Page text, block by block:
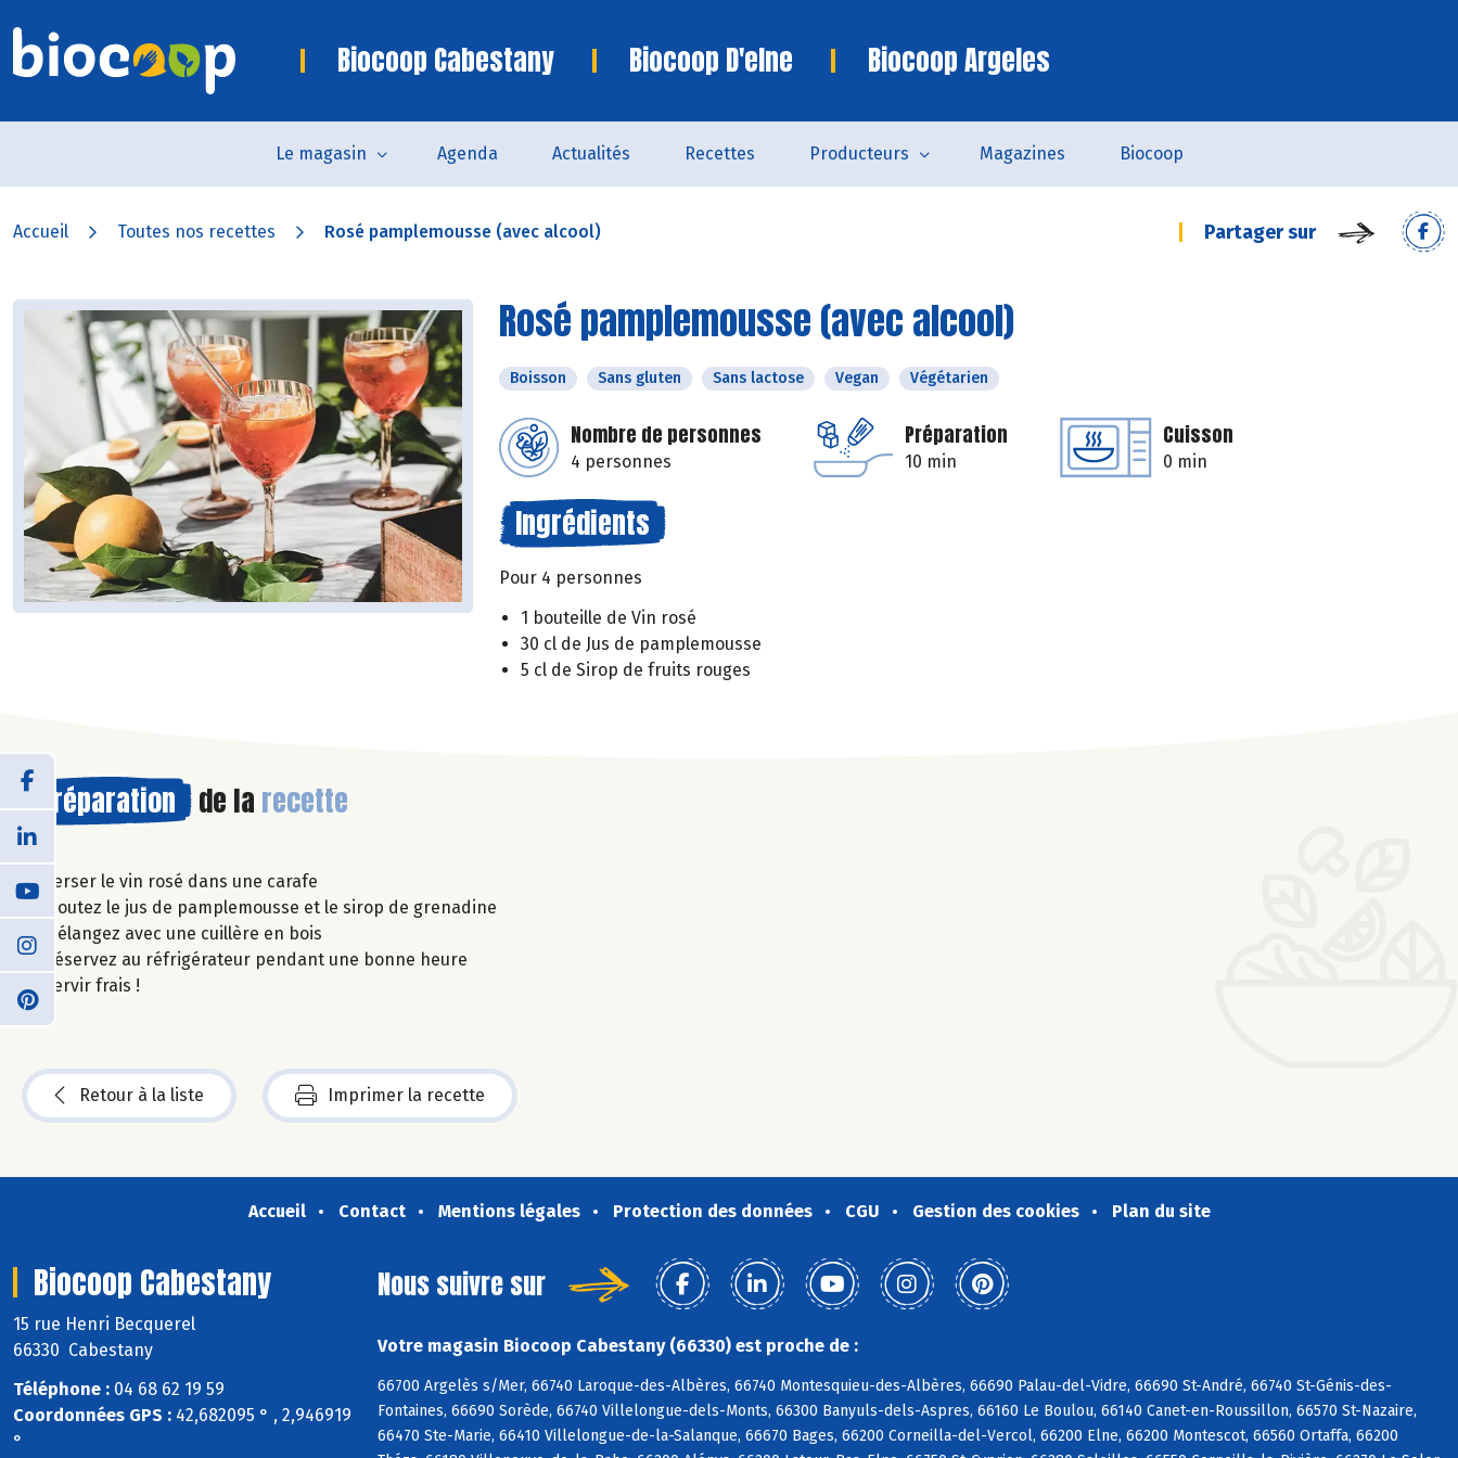
Biocoop Cabestany Biocoop D'elne Biocoop Argeles
Le magasin Agenda Actualités Recettes Producteurs Magazines Biocoop
Accueil Toutes nos recettes Rosé pamplemousse (avec alcool) Partager sur
Rosé pamplemousse (avec alcool)
Boisson Sans gluten Sans lactose Vegan Végétarien
Nombre de personnes
4 personnes
Préparation
10 min
Cuisson
0 min
Ingrédients
Pour 4 personnes
1 bouteille de Vin rosé
30 cl de Jus de pamplemousse
5 cl de Sirop de fruits rouges
Préparation de la recette
Verser le vin rosé dans une carafe
Ajoutez le jus de pamplemousse et le sirop de grenadine
Mélangez avec une cuillère en bois
Réservez au réfrigérateur pendant une bonne heure
Servir frais !
Retour à la liste Imprimer la recette
Accueil Contact Mentions légales Protection des données CGU Gestion des cookies Plan du site
Biocoop Cabestany
15 rue Henri Becquerel
66330 Cabestany
Téléphone : 04 68 62 19 59
Coordonnées GPS : 42,682095 ° , 2,946919
°
Nous suivre sur
Votre magasin Biocoop Cabestany (66330) est proche de :
66700 Argelès s/Mer, 66740 Laroque-des-Albères, 66740 Montesquieu-des-Albères, 66690 Palau-del-Vidre, 66690 St-André, 66740 St-Génis-des-
Fontaines, 66690 Sorède, 66740 Villelongue-dels-Monts, 66300 Banyuls-dels-Aspres, 66160 Le Boulou, 66140 Canet-en-Roussillon, 66570 St-Nazaire,
66470 Ste-Marie, 66410 Villelongue-de-la-Salanque, 66670 Bages, 66200 Corneilla-del-Vercol, 66200 Elne, 66200 Montescot, 66560 Ortaffa, 66200